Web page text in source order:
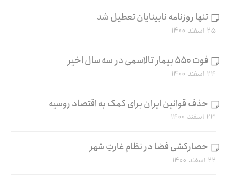
تنها روزنامه نابینایان تعطیل شد
۲۵ اسفند ۱۴۰۰
فوت ۵۵۰ بیمار تالاسمی در سه سال اخیر
۲۴ اسفند ۱۴۰۰
حذف قوانین ایران برای کمک به اقتصاد روسیه
۲۳ اسفند ۱۴۰۰
حصارکشی فضا در نظام غارتِ شهر
۲۲ اسفند ۱۴۰۰